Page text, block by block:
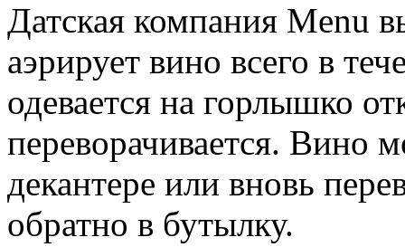
Датская компания Menu
аэрирует вино всего в
одевается на горлышко
переворачивается. Вино
декантере или вновь
обратно в бутылку.